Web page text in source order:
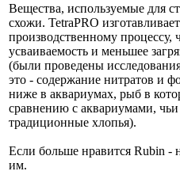
Вещества, используемые для
схожи. TetraPRO
производственному процессу,
усваиваемость и меньшее
(были проведены
это - содержание нитратов и
ниже в аквариумах, рыб в
сравнению с аквариумами,
традиционные хлопья).
Если больше нравится Rubin -
им.